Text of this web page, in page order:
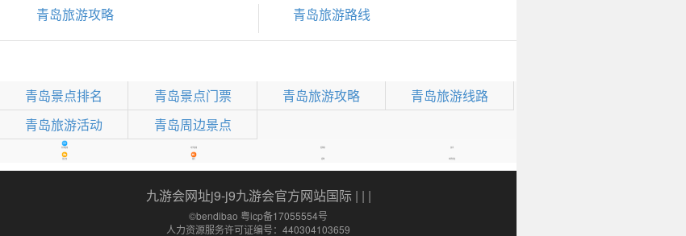
青岛旅游攻略 青岛旅游路线
青岛景点排名 青岛景点门票 青岛旅游攻略
青岛旅游线路
青岛旅游活动
青岛周边景点
办事指南
景点宝 招聘 特惠优选
九游会网址j9-j9九游会官方网站国际| | |
©bendibao 粤icp备17055554号
人力资源服务许可证编号：440304103659